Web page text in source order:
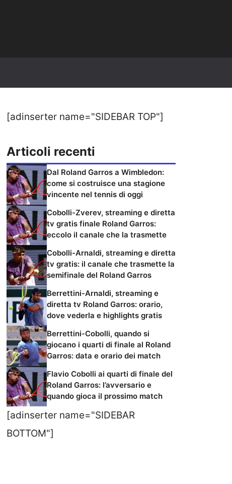
[adinserter name="SIDEBAR TOP"]
Articoli recenti
Dal Roland Garros a Wimbledon:
come si costruisce una stagione
vincente nel tennis di oggi
Cobolli-Zverev, streaming e diretta
tv gratis finale Roland Garros:
eccolo il canale che la trasmette
Cobolli-Arnaldi, streaming e diretta
tv gratis: il canale che trasmette la
semifinale del Roland Garros
Berrettini-Arnaldi, streaming e
diretta tv Roland Garros: orario,
dove vederla e highlights gratis
Berrettini-Cobolli, quando si
giocano i quarti di finale al Roland
Garros: data e orario dei match
Flavio Cobolli ai quarti di finale del
Roland Garros: l’avversario e
quando gioca il prossimo match
[adinserter name="SIDEBAR
BOTTOM"]